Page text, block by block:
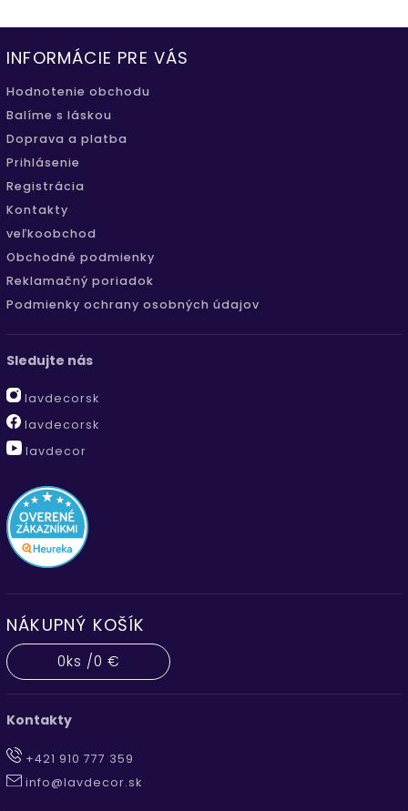
INFORMÁCIE PRE VÁS
Hodnotenie obchodu
Balíme s láskou
Doprava a platba
Prihlásenie
Registrácia
Kontakty
veľkoobchod
Obchodné podmienky
Reklamačný poriadok
Podmienky ochrany osobných údajov
Sledujte nás
lavdecorsk
lavdecorsk
lavdecor
NÁKUPNÝ KOŠÍK
0ks /0 €
Kontakty
+421 910 777 359
info@lavdecor.sk